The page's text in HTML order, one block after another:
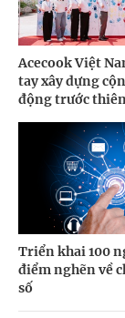
Acecook Việt
tay xây dựng
động trước
Triển khai 100
điểm nghẽn về
số